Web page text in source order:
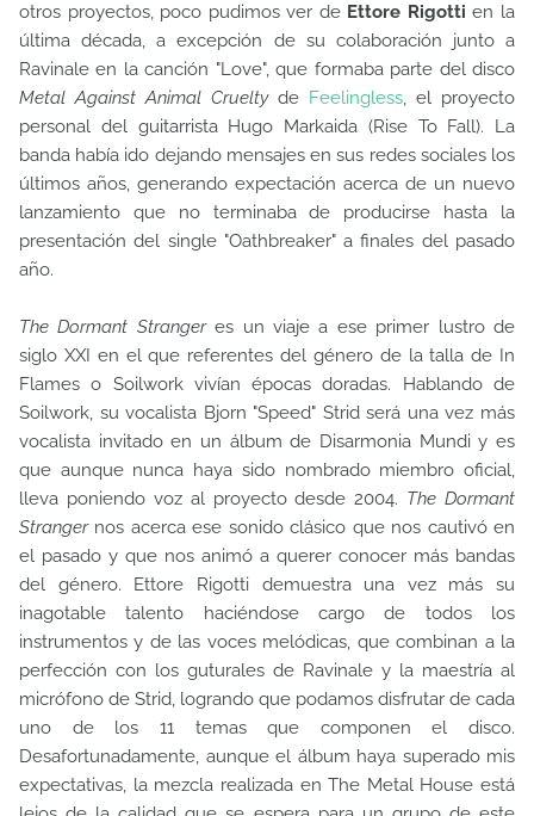
otros proyectos, poco pudimos ver de Ettore Rigottien la
última década, a excepción de su colaboración junto a
Ravinale en la canción "Love", que formaba parte del disco
Metal Against Animal Crueltyde Feelingless, el proyecto
personal del guitarrista Hugo Markaida (Rise To Fall). La
banda había ido dejando mensajes en sus redes sociales los
últimos años, generando expectación acerca de un nuevo
lanzamiento que no terminaba de producirse hasta la
presentación del single "Oathbreaker" a finales del pasado
año.
The Dormant Strangeres un viaje a ese primer lustro de
siglo XXI en el que referentes del género de la talla de In
Flames o Soilwork vivían épocas doradas. Hablando de
Soilwork, su vocalista Bjorn "Speed" Strid será una vez más
vocalista invitado en un álbum de Disarmonia Mundi y es
que aunque nunca haya sido nombrado miembro oficial,
lleva poniendo voz al proyecto desde 2004. The Dormant
Strangernos acerca ese sonido clásico que nos cautivó en
el pasado y que nos animó a querer conocer más bandas
del género. Ettore Rigotti demuestra una vez más su
inagotable talento haciéndose cargo de todos los
instrumentos y de las voces melódicas, que combinan a la
perfección con los guturales de Ravinale y la maestría al
micrófono de Strid, logrando que podamos disfrutar de cada
uno de los 11 temas que componen el disco.
Desafortunadamente, aunque el álbum haya superado mis
expectativas, la mezcla realizada en The Metal House está